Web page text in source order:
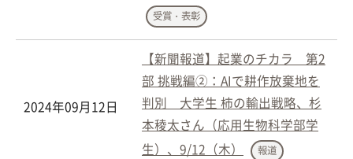
受賞・表彰
2024年09月12日
【新聞報道】起業のチカラ 第2
部 挑戦編②：AIで耕作放棄地を
判別 大学生 柿の輸出戦略、杉
本稜太さん（応用生物科学部学
生）、9/12（木）
報道